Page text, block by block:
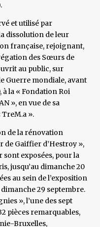
et utilisé par
dissolution de leur
française, rejoignant,
des Sœurs de
au public, sur
Guerre mondiale, avant
à la « Fondation Roi
», en vue de sa
».
de la rénovation
de Gaiffier d’Hestroy »,
sont exposées, pour la
jusqu’au dimanche 20
au sein de l’exposition
29 septembre.
», l’une des sept
pièces remarquables,
Bruxelles,